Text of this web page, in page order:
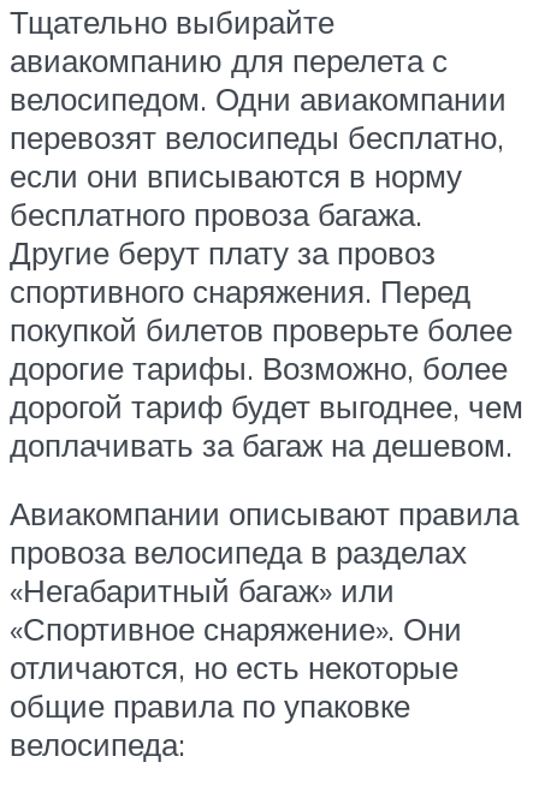
Тщательно выбирайте
авиакомпанию для перелета с
велосипедом. Одни авиакомпании
перевозят велосипеды бесплатно,
если они вписываются в норму
бесплатного провоза багажа.
Другие берут плату за провоз
спортивного снаряжения. Перед
покупкой билетов проверьте более
дорогие тарифы. Возможно, более
дорогой тариф будет выгоднее, чем
доплачивать за багаж на дешевом.
Авиакомпании описывают правила
провоза велосипеда в разделах
«Негабаритный багаж» или
«Спортивное снаряжение». Они
отличаются, но есть некоторые
общие правила по упаковке
велосипеда: